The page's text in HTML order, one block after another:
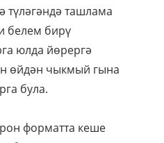
түләгәндә ташлама
белем бирү
юлда йөрергә
өйдән чыкмый гына
була.
форматта кеше